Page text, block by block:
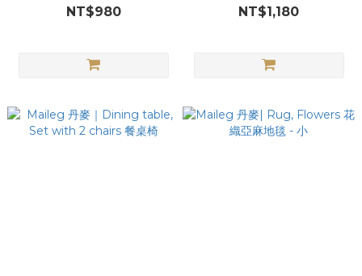
NT$980 NT$1,180